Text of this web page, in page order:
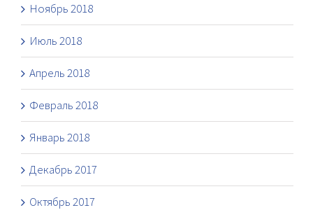
Ноябрь 2018
Июль 2018
Апрель 2018
Февраль 2018
Январь 2018
Декабрь 2017
Октябрь 2017